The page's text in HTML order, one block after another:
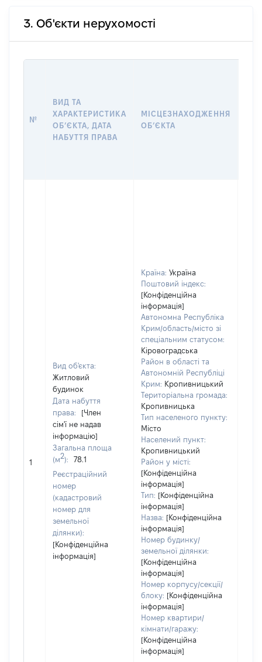
3. Об'єкти нерухомості
№
ВИД ТА
ХАРАКТЕРИСТИКА
ОБʼЄКТА, ДАТА
НАБУТТЯ ПРАВА
МІСЦЕЗНАХОДЖЕННЯ
ОБʼЄКТА
1
Вид об'єкта:
Житловий
будинок
Дата набуття
права:
[Член
сім'ї не надав
інформацію]
Загальна площа
(м2):
78.1
Реєстраційний
номер
(кадастровий
номер для
земельної
ділянки):
[Конфіденційна
інформація]
Країна: Україна
Поштовий індекс:
[Конфіденційна
інформація]
Автономна Республіка
Крим/область/місто зі
спеціальним статусом:
Кіровоградська
Район в області та
Автономній Республіці
Крим: Кропивницький
Територіальна громада:
Кропивницька
Тип населеного пункту:
Місто
Населений пункт:
Кропивницький
Район у місті:
[Конфіденційна
інформація]
Тип: [Конфіденційна
інформація]
Назва: [Конфіденційна
інформація]
Номер будинку/
земельної ділянки:
[Конфіденційна
інформація]
Номер корпусу/секції/
блоку: [Конфіденційна
інформація]
Номер квартири/
кімнати/гаражу:
[Конфіденційна
інформація]